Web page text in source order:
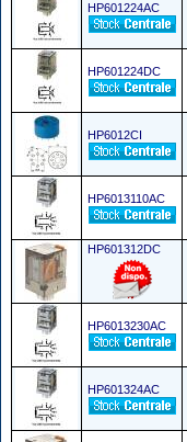
HP601224AC
HP601224DC
HP6012CI
HP6013110AC
HP601312DC
HP6013230AC
HP601324AC